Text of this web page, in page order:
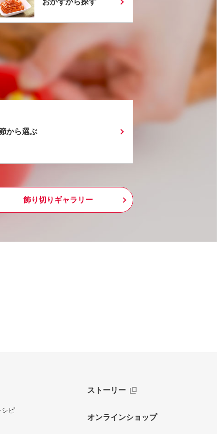
から選ぶ
飾り切りギャラリー
ピ
ストーリー
オンラインショップ